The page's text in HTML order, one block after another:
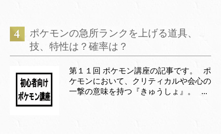
ポケモンの急所ランクを上げる道具、
技、特性は？確率は？
第１１回 ポケモン講座の記事です。 ポ
ケモンにおいて、クリティカルや会心の
一撃の意味を持つ『きゅうしょ』。 ...